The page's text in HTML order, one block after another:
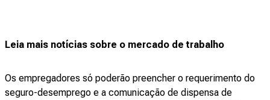
Leia mais notícias sobre o mercado de trabalho
Os empregadores só poderão preencher o requerimento do
seguro-desemprego e a comunicação de dispensa de